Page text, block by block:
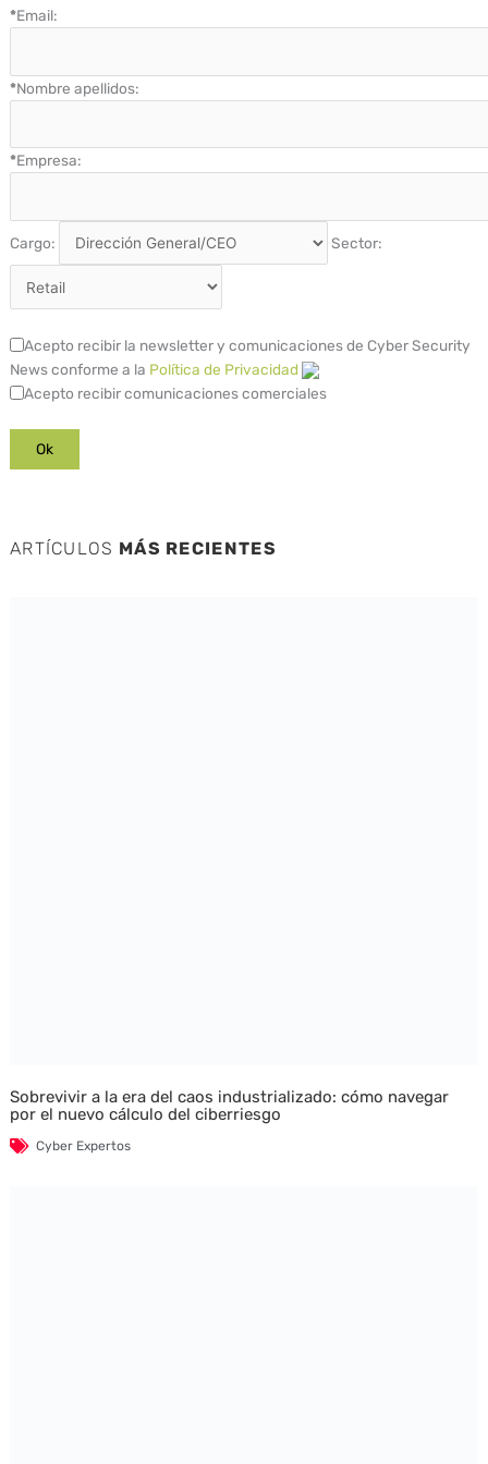
*Email:
*Nombre apellidos:
*Empresa:
Cargo: Sector:
Acepto recibir la newsletter y comunicaciones de Cyber Security
News conforme a la Política de Privacidad
Acepto recibir comunicaciones comerciales
ARTÍCULOS MÁS RECIENTES
Sobrevivir a la era del caos industrializado: cómo navegar
por el nuevo cálculo del ciberriesgo
Cyber Expertos